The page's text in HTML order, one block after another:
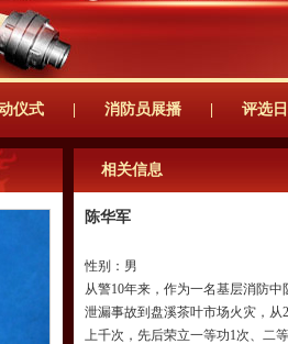
仪式 消防员展播 评选
相关信息
陈华军
性别：男
从警10年来，作为一名基层消防
泄漏事故到盘溪茶叶市场火灾，从
上千次，先后荣立一等功1次、二